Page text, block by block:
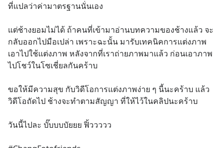
ที่แปลว่าค่ามาตรฐานนั่นเอง
แต่ช้างยอมไม่ได้ ถ้าคนที่เข้ามาอ่านบทความของช้างแล้ว จะ
กลับออกไปมือเปล่า เพราะฉะนั้น มารับเทคนิคการแต่งภาพ
เอาไปใช้แต่งภาพ หลังจากที่เราถ่ายภาพมาแล้ว ก่อนเอาภาพ
ไปโชว์ในโซเชี่ยลกันคร้าบ
ขอให้มีความสุข กับวิดีโอการแต่งภาพง่าย ๆ นี้นะคร้าบ แล้ว
วิดีโอถัดไป ช้างจะทำตามสัญญา ที่ให้ไว้ในคลิปนะคร้าบ
วันนี้ไปละ บั๊บบบบัยยย ฟิ้ววววว